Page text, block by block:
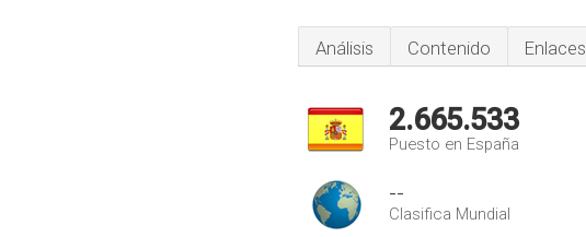
Análisis Contenido Enlaces
2.665.533
Puesto en España
--
Clasifica Mundial